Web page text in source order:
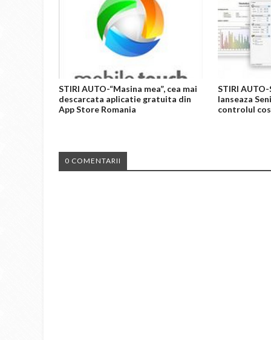
STIRI AUTO-“Masina mea”, cea mai
descarcata aplicatie gratuita din
App Store Romania
STIRI
lanseaza
controlul
0 COMENTARII